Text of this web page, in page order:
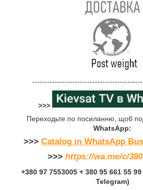
>>>
Переходьте по посиланню, щоб
WhatsApp:
>>> Catalog in WhatsApp
>>> https://wa.me/c/
+380 97 7553005 + 380 95 661 55
Telegram)